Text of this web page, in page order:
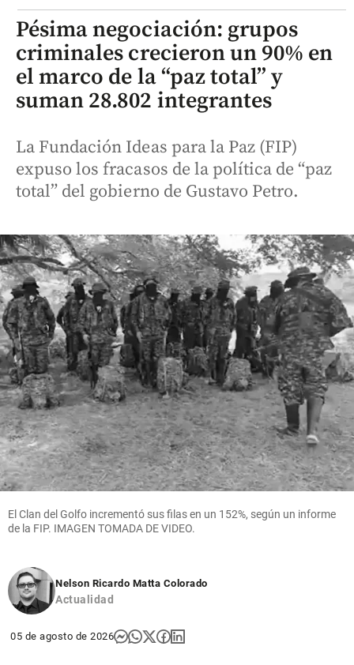
Pésima negociación: grupos
criminales crecieron un 90% en
el marco de la “paz total” y
suman 28.802 integrantes
La Fundación Ideas para la Paz (FIP)
expuso los fracasos de la política de “paz
total” del gobierno de Gustavo Petro.
El Clan del Golfo incrementó sus filas en un 152%, según un informe
de la FIP. IMAGEN TOMADA DE VIDEO.
Nelson Ricardo Matta Colorado
Actualidad
05 de agosto de 2026